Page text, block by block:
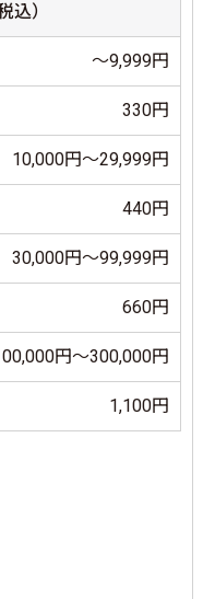
込）
～9,999円
330円
10,000円～29,999円
440円
30,000円～99,999円
660円
円～300,000円
1,100円